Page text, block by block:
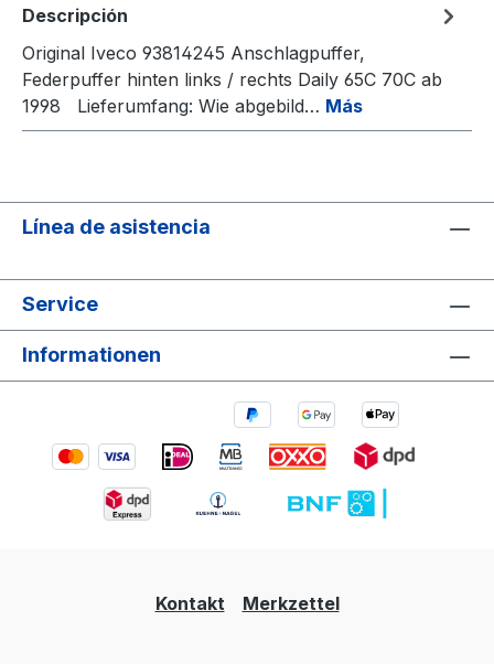
Descripción
Original Iveco 93814245 Anschlagpuffer,
Federpuffer hinten links / rechts Daily 65C 70C ab
1998 Lieferumfang: Wie abgebild… Más
Línea de asistencia
Service
Informationen
Kontakt Merkzettel